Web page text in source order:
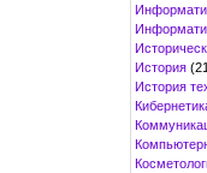
История
История